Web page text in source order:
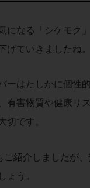
になる「シケモク
げていきましたね。
ーはたしかに個性
有害物質や健康リ
切です。
ご紹介しましたが
ょう。